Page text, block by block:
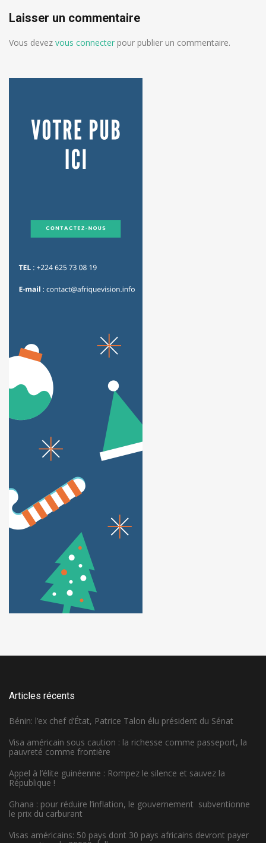
Laisser un commentaire
Vous devez vous connecter pour publier un commentaire.
Articles récents
Bénin: l’ex chef d’État, Patrice Talon élu président du Sénat
Visa américain sous caution : la richesse comme passeport, la
pauvreté comme frontière
Appel à l’élite guinéenne : Rompez le silence et sauvez la
République !
Ghana : pour réduire l’inflation, le gouvernement subventionne
le prix du carburant
Visas américains: 50 pays dont 30 pays africains devront payer